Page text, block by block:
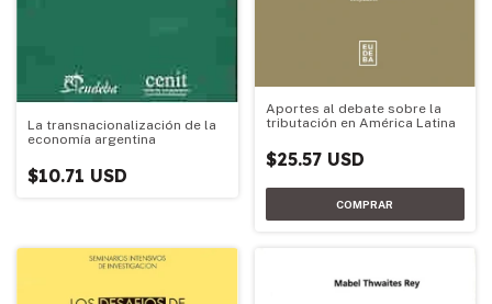
La transnacionalización de la
economía argentina
$10.71 USD
Aportes al debate sobre la
tributación en América Latina
$25.57 USD